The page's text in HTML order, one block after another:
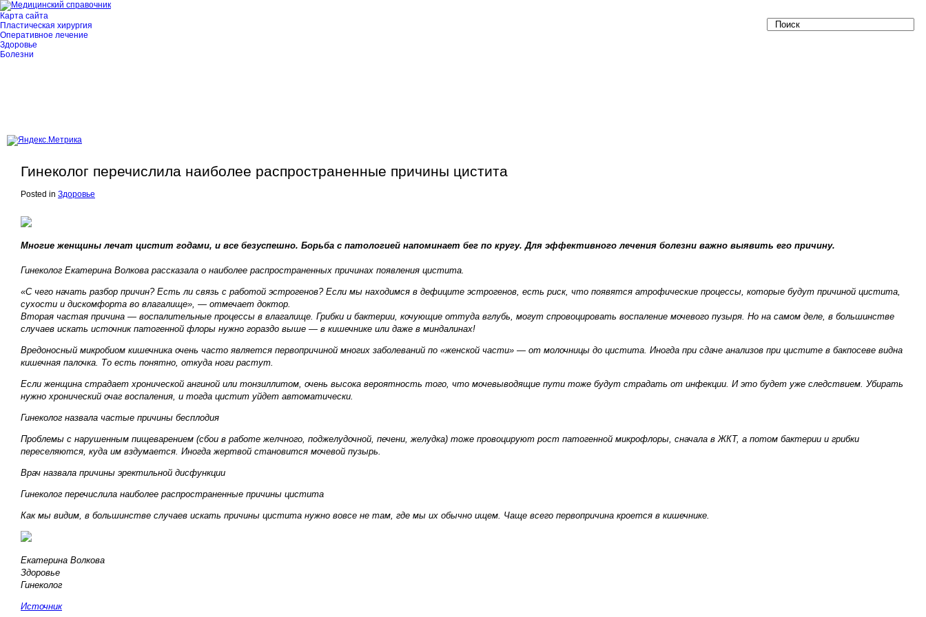
Карта сайта
Пластическая хирургия
Оперативное лечение
Здоровье
Болезни
Гинеколог перечислила наиболее распространенные причины цистита
Posted in Здоровье
Многие женщины лечат цистит годами, и все безуспешно. Борьба с патологией напоминает бег по кругу. Для эффективного лечения болезни важно выявить его причину.
Гинеколог Екатерина Волкова рассказала о наиболее распространенных причинах появления цистита.
«С чего начать разбор причин? Есть ли связь с работой эстрогенов? Если мы находимся в дефиците эстрогенов, есть риск, что появятся атрофические процессы, которые будут причиной цистита,
сухости и дискомфорта во влагалище», — отмечает доктор.
Вторая частая причина — воспалительные процессы в влагалище. Грибки и бактерии, кочующие оттуда вглубь, могут спровоцировать воспаление мочевого пузыря. Но на самом деле, в большинстве
случаев искать источник патогенной флоры нужно гораздо выше — в кишечнике или даже в миндалинах!
Вредоносный микробиом кишечника очень часто является первопричиной многих заболеваний по «женской части» — от молочницы до цистита. Иногда при сдаче анализов при цистите в бакпосеве видна
кишечная палочка. То есть понятно, откуда ноги растут.
Если женщина страдает хронической ангиной или тонзиллитом, очень высока вероятность того, что мочевыводящие пути тоже будут страдать от инфекции. И это будет уже следствием. Убирать
нужно хронический очаг воспаления, и тогда цистит уйдет автоматически.
Гинеколог назвала частые причины бесплодия
Проблемы с нарушенным пищеварением (сбои в работе желчного, поджелудочной, печени, желудка) тоже провоцируют рост патогенной микрофлоры, сначала в ЖКТ, а потом бактерии и грибки
переселяются, куда им вздумается. Иногда жертвой становится мочевой пузырь.
Врач назвала причины эректильной дисфункции
Гинеколог перечислила наиболее распространенные причины цистита
Как мы видим, в большинстве случаев искать причины цистита нужно вовсе не там, где мы их обычно ищем. Чаще всего первопричина кроется в кишечнике.
Екатерина Волкова
Здоровье
Гинеколог
Источник